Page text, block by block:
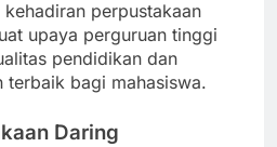
perpustakaan
upaya perguruan tinggi
pendidikan dan
terbaik bagi mahasiswa.
Daring